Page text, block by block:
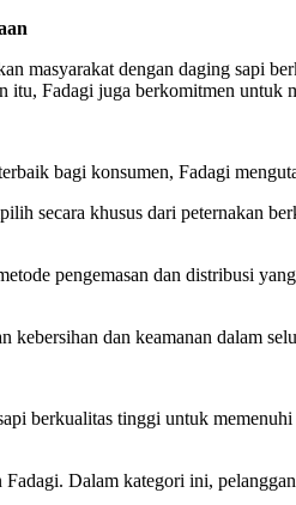
masyarakat dengan daging sapi
itu, Fadagi juga berkomitmen
bagi konsumen, Fadagi
secara khusus dari peternakan
pengemasan dan distribusi
kebersihan dan keamanan dalam
berkualitas tinggi untuk
Dalam kategori ini,